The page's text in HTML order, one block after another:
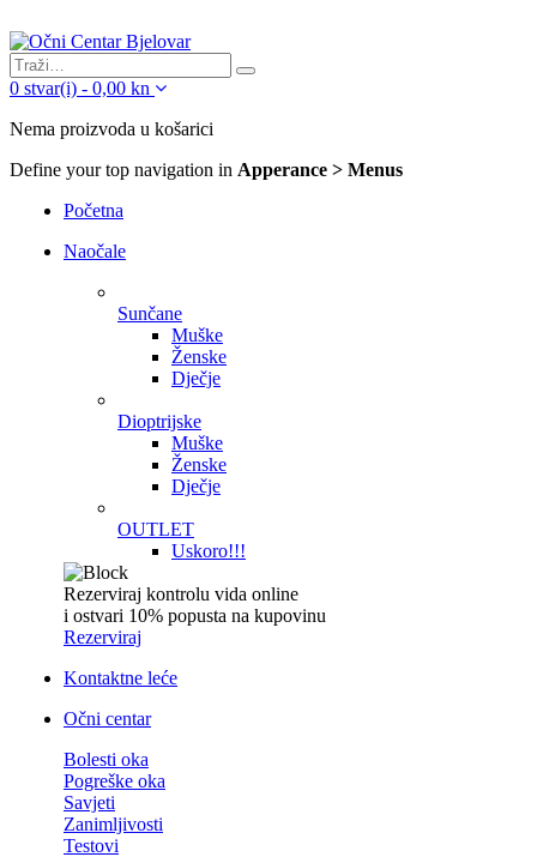
0 stvar(i) - 0,00 kn
Nema proizvoda u košarici
Define your top navigation in Apperance > Menus
Početna
Naočale
Sunčane
Muške
Ženske
Dječje
Dioptrijske
Muške
Ženske
Dječje
OUTLET
Uskoro!!!
Rezerviraj kontrolu vida online
i ostvari 10% popusta na kupovinu
Rezerviraj
Kontaktne leće
Očni centar
Bolesti oka
Pogreške oka
Savjeti
Zanimljivosti
Testovi